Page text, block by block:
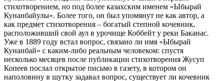
стихотворением, но под более казахским именем «Ыбырай
Кунанбайулы». Более того, он был упомянут не как автор, а
как предмет стихотворения – богатый степной кочевник,
расположивший свой аул в урочище Коббейт у реки Баканас.
Уже в 1889 году встал вопрос, связано ли имя «Ыбырай
Кунанбай» с каким-либо реальным человеком: спустя
несколько месяцев после публикации стихотворения Жусуп
Копеев послал открытое письмо в газету, в котором он
наполовину в шутку задавал вопрос, существует ли кочевник